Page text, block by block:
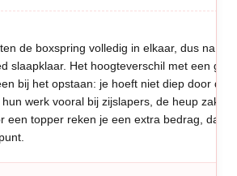
de boxspring volledig in elkaar, dus na
slaapklaar. Het hoogteverschil met een
bij het opstaan: je hoeft niet diep door de
werk vooral bij zijslapers, de heup zakt
een topper reken je een extra bedrag, dat is